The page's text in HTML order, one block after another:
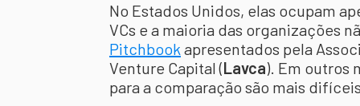
No Estados Unidos, elas ocupam
VCs e a maioria das organizações
Pitchbook apresentados pela
Venture Capital (Lavca). Em outros
para a comparação são mais